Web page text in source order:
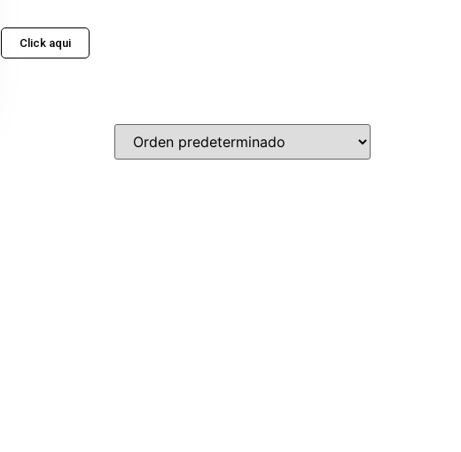
Click aqui